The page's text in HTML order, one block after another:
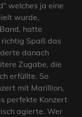
welches ja eine
wurde,
hatte
Spaß das
danach
Zugabe, die
erfüllte. So
mit Marillion,
perfekte Konzert
agierte. Wer